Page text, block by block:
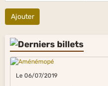
Ajouter
Le 06/07/2019